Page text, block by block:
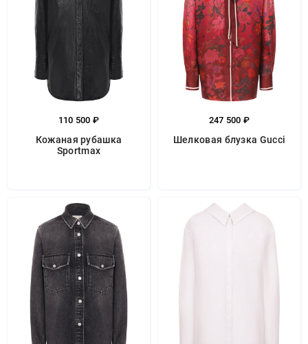
110 500 ₽
Кожаная рубашка
Sportmax
247 500 ₽
Шелковая блузка Gucci